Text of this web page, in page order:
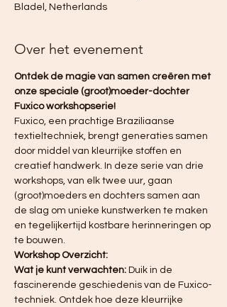
Bladel, Netherlands
Over het evenement
Ontdek de magie van samen creëren met
onze speciale (groot)moeder-dochter
Fuxico workshopserie!
Fuxico, een prachtige Braziliaanse
textieltechniek, brengt generaties samen
door middel van kleurrijke stoffen en
creatief handwerk. In deze serie van drie
workshops, van elk twee uur, gaan
(groot)moeders en dochters samen aan
de slag om unieke kunstwerken te maken
en tegelijkertijd kostbare herinneringen op
te bouwen.
Workshop Overzicht:
Wat je kunt verwachten: Duik in de
fascinerende geschiedenis van de Fuxico-
techniek. Ontdek hoe deze kleurrijke